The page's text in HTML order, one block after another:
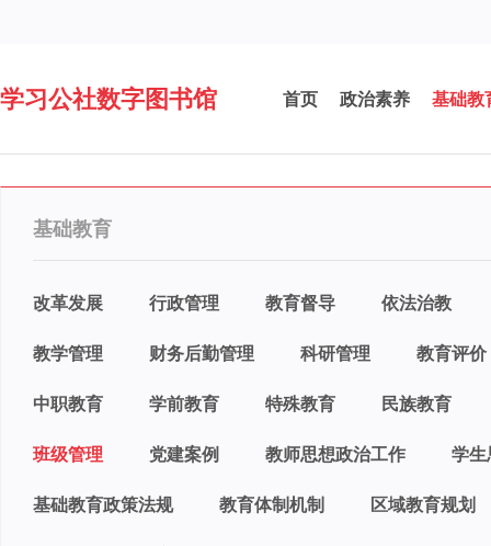
学习公社数字图书馆 首页 政治素养 基础教
基础教育
改革发展 行政管理 教育督导 依法治教
教学管理 财务后勤管理 科研管理 教育评价
中职教育 学前教育 特殊教育 民族教育
班级管理 党建案例 教师思想政治工作 学
基础教育政策法规 教育体制机制 区域教育规划